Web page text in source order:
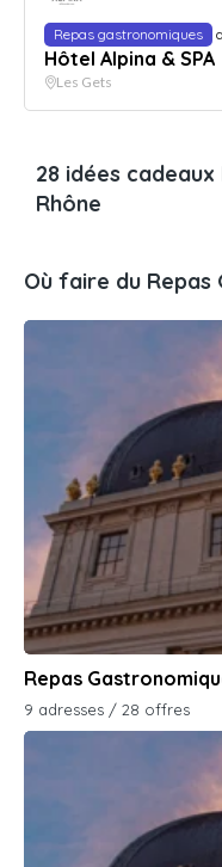
Repas gastronomiques
Hôtel Alpina & SPA
Les Gets
28 idées
Rhône
Où faire du Repas
Repas
9 adresses / 28 offres